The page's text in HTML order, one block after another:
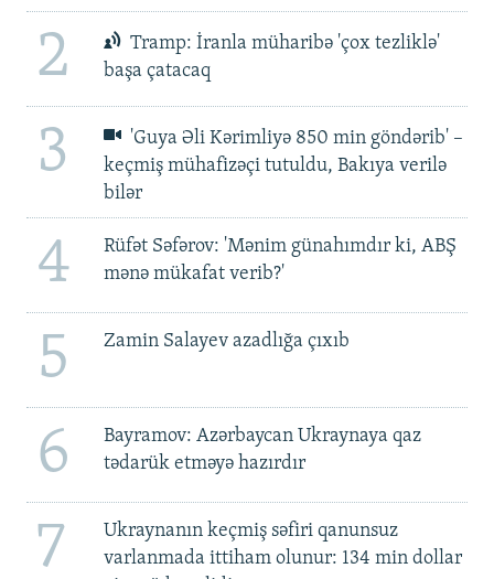
2
Tramp: İranla müharibə 'çox tezliklə'
başa çatacaq
3
'Guya Əli Kərimliyə 850 min göndərib' –
keçmiş mühafizəçi tutuldu, Bakıya verilə
bilər
4
Rüfət Səfərov: 'Mənim günahımdır ki, ABŞ
mənə mükafat verib?'
5 Zamin Salayev azadlığa çıxıb
6
Bayramov: Azərbaycan Ukraynaya qaz
tədarük etməyə hazırdır
7
Ukraynanın keçmiş səfiri qanunsuz
varlanmada ittiham olunur: 134 min dollar